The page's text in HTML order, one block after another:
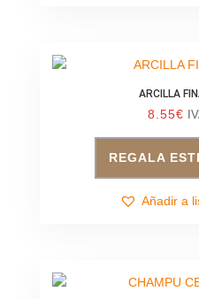
ARCILLA
8.55€
REGALA
Añadir a